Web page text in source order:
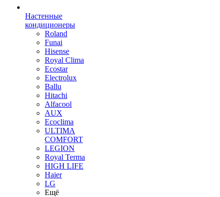
Настенные
кондиционеры
Roland
Funai
Hisense
Royal Clima
Ecostar
Electrolux
Ballu
Hitachi
Alfacool
AUX
Ecoclima
ULTIMA
COMFORT
LEGION
Royal Terma
HIGH LIFE
Haier
LG
Ещё